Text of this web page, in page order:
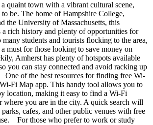
quaint town with a vibrant cultural scene,
be. The home of Hampshire College,
the University of Massachusetts, this
a rich history and plenty of opportunities for
students and tourists flocking to the area,
must for those looking to save money on
Amherst has plenty of hotspots available
you can stay connected and avoid racking up
of the best resources for finding free Wi-
Fi Map app. This handy tool allows you to
location, making it easy to find a Wi-Fi
where you are in the city. A quick search will
cafes, and other public venues with free
For those who prefer to work or study